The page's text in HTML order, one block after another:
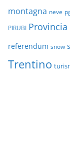
montagna neve
PIRUBI
referendum snow
Trentino